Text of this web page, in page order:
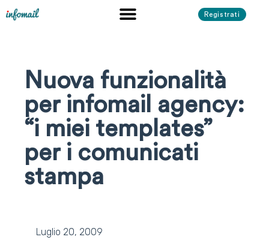
Registrati
Nuova funzionalità
per infomail agency:
“i miei templates”
per i comunicati
stampa
Luglio 20, 2009